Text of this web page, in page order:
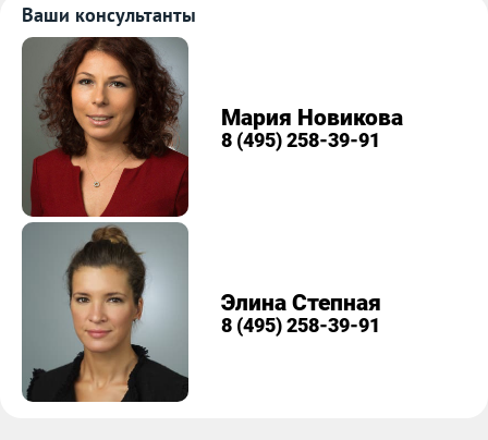
Ваши консультанты
Мария Новикова
8 (495) 258-39-91
Элина Степная
8 (495) 258-39-91